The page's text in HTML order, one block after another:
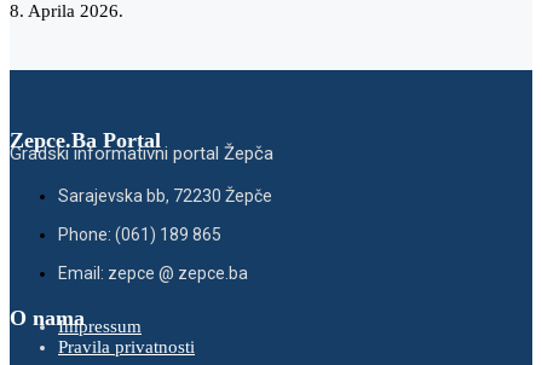
8. Aprila 2026.
Zepce.Ba Portal
Gradski informativni portal Žepča
Sarajevska bb, 72230 Žepče
Phone: (061) 189 865
Email: zepce @ zepce.ba
O namaImpressum
Pravila privatnosti